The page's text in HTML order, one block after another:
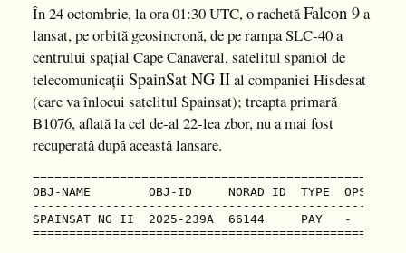
În 24 octombrie, la ora 01:30 UTC, o rachetăFalcon 9a
lansat, pe orbită geosincronă, de pe rampa SLC-40 a
centrului spațial Cape Canaveral, satelitul spaniol de
telecomunicații SpainSat NG IIal companiei Hisdesat
(care va înlocui satelitul Spainsat); treapta primară
B1076, aflată la cel de-al 22-lea zbor, nu a mai fost
recuperată după această lansare.
OBJ-NAME        OBJ-ID     NORAD ID  TYPE  OPS
SPAINSAT NG II  2025-239A  66144     PAY   -